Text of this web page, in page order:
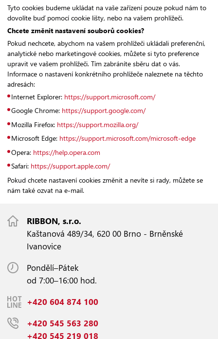
Tyto cookies budeme ukládat na vaše zařízení pouze pokud nám to
dovolíte buď pomocí cookie lišty, nebo na vašem prohlížeči.
Chcete změnit nastavení souborů cookies?
Pokud nechcete, abychom na vašem prohlížeči ukládali preferenční,
analytické nebo marketingové cookies, můžete si tyto preference
upravit ve vašem prohlížeči. Tím zabráníte sběru dat o vás.
Informace o nastavení konkrétního prohlížeče naleznete na těchto
adresách:
Internet Explorer: https://support.microsoft.com/
Google Chrome: https://support.google.com/
Mozilla Firefox: https://support.mozilla.org/
Microsoft Edge: https://support.microsoft.com/microsoft-edge
Opera: https://help.opera.com
Safari: https://support.apple.com/
Pokud chcete nastavení cookies změnit a nevíte si rady, můžete se
nám také ozvat na e-mail.
RIBBON, s.r.o.
Kaštanová 489/34, 620 00 Brno - Brněnské
Ivanovice
Pondělí–Pátek
od 7:00–16:00 hod.
+420 604 874 100
+420 545 563 280
+420 545 219 018